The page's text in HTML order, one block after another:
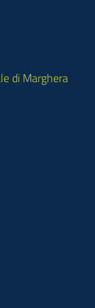
di Marghera